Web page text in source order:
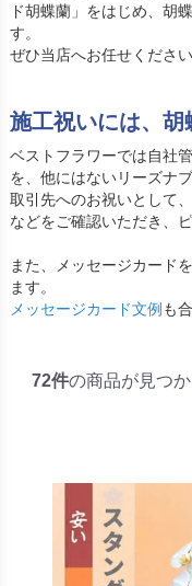
ド胡蝶蘭」をはじめ、胡
す。
ぜひ当店へお任せくださ
施工祝いには、胡
ベストフラワーでは自社
を、他にはないリーズナ
取引先へのお祝いとして
などをご確認いただき、
また、メッセージカード
ます。
メッセージカード文例も
72件の商品が見つ